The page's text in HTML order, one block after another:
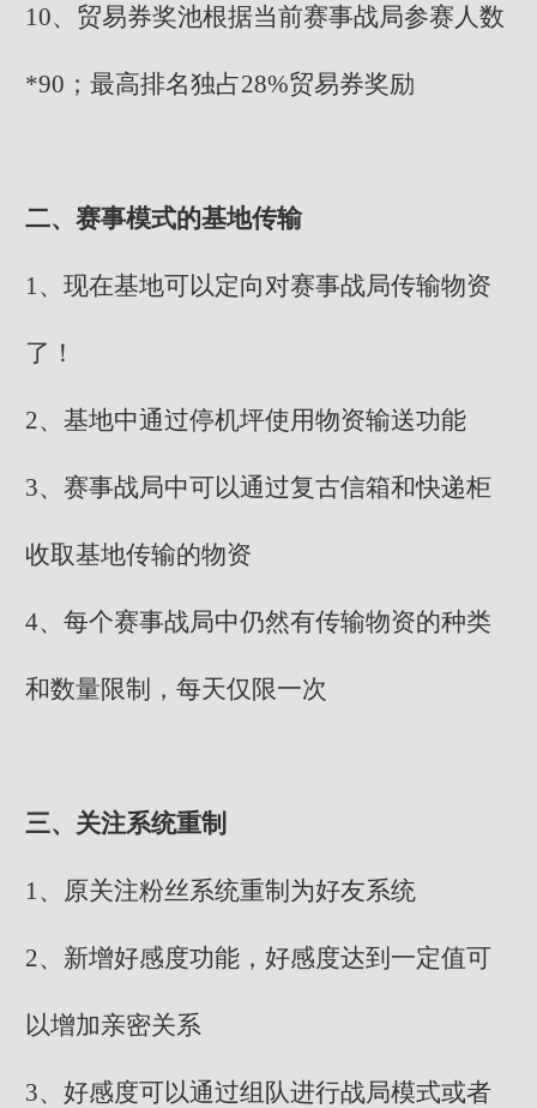
10、贸易券奖池根据当前赛事战局参赛人数
*90；最高排名独占28%贸易券奖励
二、赛事模式的基地传输
1、现在基地可以定向对赛事战局传输物资
了！
2、基地中通过停机坪使用物资输送功能
3、赛事战局中可以通过复古信箱和快递柜
收取基地传输的物资
4、每个赛事战局中仍然有传输物资的种类
和数量限制，每天仅限一次
三、关注系统重制
1、原关注粉丝系统重制为好友系统
2、新增好感度功能，好感度达到一定值可
以增加亲密关系
3、好感度可以通过组队进行战局模式或者